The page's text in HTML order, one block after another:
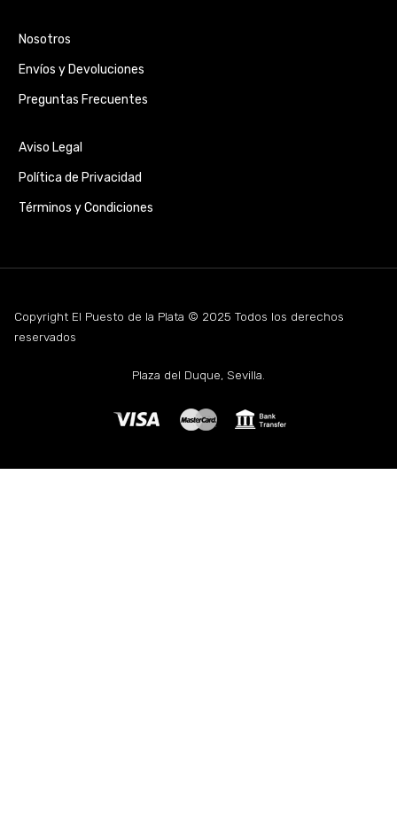
Nosotros
Envíos y Devoluciones
Preguntas Frecuentes
Aviso Legal
Política de Privacidad
Términos y Condiciones
Copyright El Puesto de la Plata © 2025 Todos los derechos
reservados
Plaza del Duque, Sevilla.